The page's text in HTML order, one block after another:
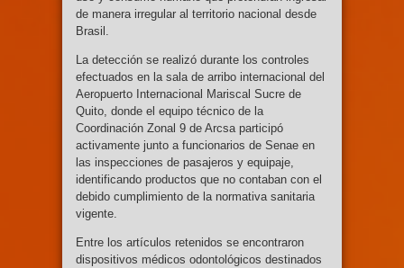
de manera irregular al territorio nacional desde
Brasil.
La detección se realizó durante los controles
efectuados en la sala de arribo internacional del
Aeropuerto Internacional Mariscal Sucre de
Quito, donde el equipo técnico de la
Coordinación Zonal 9 de Arcsa participó
activamente junto a funcionarios de Senae en
las inspecciones de pasajeros y equipaje,
identificando productos que no contaban con el
debido cumplimiento de la normativa sanitaria
vigente.
Entre los artículos retenidos se encontraron
dispositivos médicos odontológicos destinados